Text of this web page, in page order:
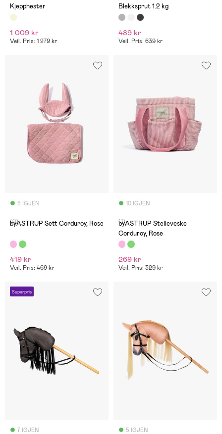
Kjepphester
1 009 kr
Veil. Pris: 1 279 kr
Blekksprut 1.2 kg
489 kr
Veil. Pris: 639 kr
5 IGJEN
(0)
byASTRUP Sett Corduroy, Rose
419 kr
Veil. Pris: 469 kr
10 IGJEN
(1)
byASTRUP Stelleveske
Corduroy, Rose
269 kr
Veil. Pris: 329 kr
Superpris
7 IGJEN 5 IGJEN